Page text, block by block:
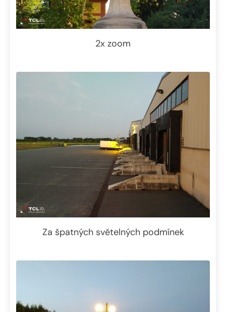
2x zoom
Za špatných světelných podmínek